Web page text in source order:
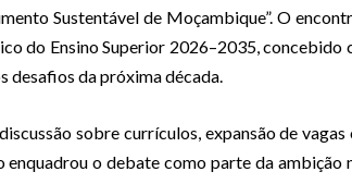
Sustentável de Moçambique”. O
do Ensino Superior 2026–2035,
desafios da próxima década.
sobre currículos, expansão de
enquadrou o debate como parte da ambição